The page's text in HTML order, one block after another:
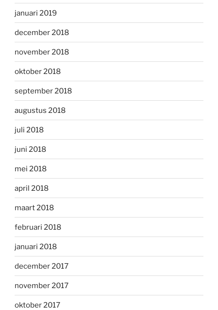
januari 2019
december 2018
november 2018
oktober 2018
september 2018
augustus 2018
juli 2018
juni 2018
mei 2018
april 2018
maart 2018
februari 2018
januari 2018
december 2017
november 2017
oktober 2017